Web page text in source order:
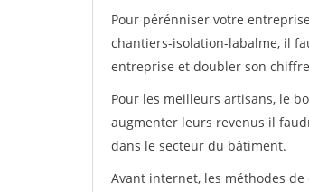
Pour pérénniser votre
chantiers-isolation-labalme, il
entreprise et doubler son
Pour les meilleurs artisans, le
augmenter leurs revenus il
dans le secteur du bâtiment.
Avant internet, les méthodes